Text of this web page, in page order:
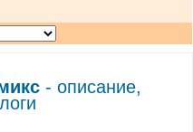
- описание,